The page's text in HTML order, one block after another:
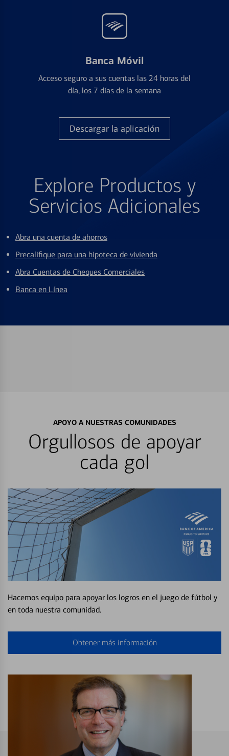
Banca Móvil
Acceso seguro a sus cuentas las 24 horas del
día, los 7 días de la semana
Descargar la aplicación
Explore Productos y
Servicios Adicionales
Abra una cuenta de ahorros
Precalifique para una hipoteca de vivienda
Abra Cuentas de Cheques Comerciales
Banca en Línea
APOYO A NUESTRAS COMUNIDADES
Orgullosos de apoyar
cada gol
Hacemos equipo para apoyar los logros en el juego de fútbol y
en toda nuestra comunidad.
Obtener más información